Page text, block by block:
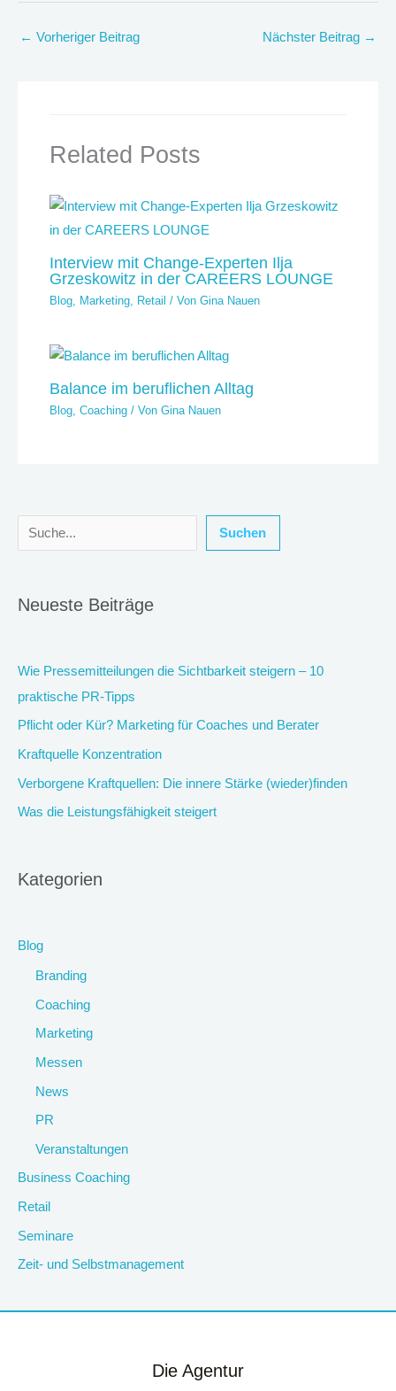
← Vorheriger Beitrag Nächster Beitrag →
Related Posts
Interview mit Change-Experten Ilja
Grzeskowitz in der CAREERS LOUNGE
Blog Marketing Retail / VonGina Nauen
Balance im beruflichen Alltag
Blog ,Coaching / VonGina Nauen
Suchen Suchen
Neueste Beiträge
Wie Pressemitteilungen die Sichtbarkeit steigern – 10
praktische PR-Tipps
Pflicht oder Kür? Marketing für Coaches und Berater
Kraftquelle Konzentration
Verborgene Kraftquellen: Die innere Stärke (wieder)finden
Was die Leistungsfähigkeit steigert
Kategorien
Blog
Branding
Coaching
Marketing
Messen
News
PR
Veranstaltungen
Business Coaching
Retail
Seminare
Zeit- und Selbstmanagement
Die Agentur